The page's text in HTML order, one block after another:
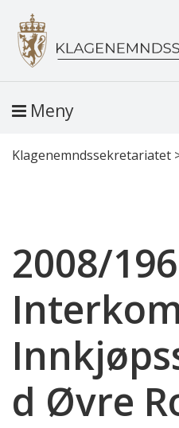
Meny
Klagenemndssekretariatet
2008/196
d Øvre